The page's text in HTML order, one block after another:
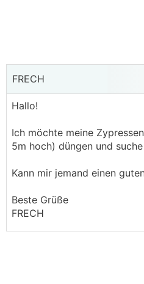
FRECH
Hallo!
Ich möchte meine
5m hoch) düngen und
Kann mir jemand einen
Beste Grüße
FRECH